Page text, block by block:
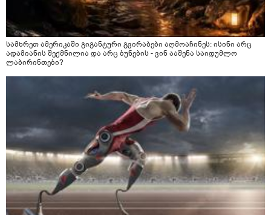
სამხრეთ ამერიკაში გიგანტური გვირაბები აღმოაჩინეს: ისინი არც
ადამიანის შექმნილია და არც ბუნების - ვინ ააშენა საიდუმლო
ლაბირინთები?